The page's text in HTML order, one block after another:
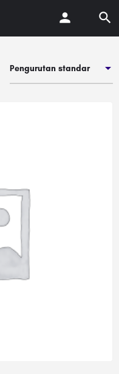
Pengurutan standar